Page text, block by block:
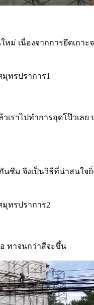
เนื่องจากการยึดเกา
ราไปทำการอุดโป๊วเ
นซึม จึงเป็นวิธีที่น่าสน
ทาจนกว่าสีจะขึ้น